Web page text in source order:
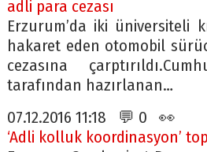
adli para cezası
Erzurum’da iki üniversiteli
hakaret eden otomobil
cezasına
tarafından hazırlanan…
07.12.2016 11:18 💬 0 👀
‘Adli kolluk koordinasyon’